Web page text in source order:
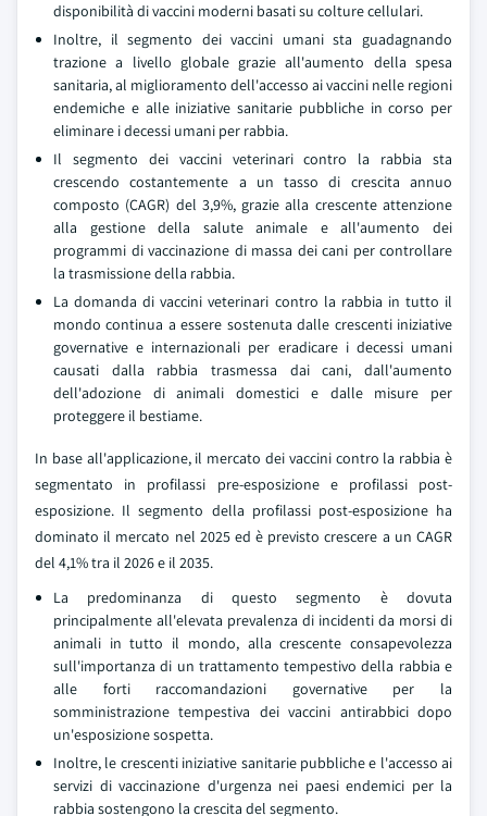
disponibilità di vaccini moderni basati su colture cellulari.
Inoltre, il segmento dei vaccini umani sta guadagnando
trazione a livello globale grazie all'aumento della spesa
sanitaria, al miglioramento dell'accesso ai vaccini nelle regioni
endemiche e alle iniziative sanitarie pubbliche in corso per
eliminare i decessi umani per rabbia.
Il segmento dei vaccini veterinari contro la rabbia sta
crescendo costantemente a un tasso di crescita annuo
composto (CAGR) del 3,9%, grazie alla crescente attenzione
alla gestione della salute animale e all'aumento dei
programmi di vaccinazione di massa dei cani per controllare
la trasmissione della rabbia.
La domanda di vaccini veterinari contro la rabbia in tutto il
mondo continua a essere sostenuta dalle crescenti iniziative
governative e internazionali per eradicare i decessi umani
causati dalla rabbia trasmessa dai cani, dall'aumento
dell'adozione di animali domestici e dalle misure per
proteggere il bestiame.
In base all'applicazione, il mercato dei vaccini contro la rabbia è
segmentato in profilassi pre-esposizione e profilassi post-
esposizione. Il segmento della profilassi post-esposizione ha
dominato il mercato nel 2025 ed è previsto crescere a un CAGR
del 4,1% tra il 2026 e il 2035.
La predominanza di questo segmento è dovuta
principalmente all'elevata prevalenza di incidenti da morsi di
animali in tutto il mondo, alla crescente consapevolezza
sull'importanza di un trattamento tempestivo della rabbia e
alle forti raccomandazioni governative per la
somministrazione tempestiva dei vaccini antirabbici dopo
un'esposizione sospetta.
Inoltre, le crescenti iniziative sanitarie pubbliche e l'accesso ai
servizi di vaccinazione d'urgenza nei paesi endemici per la
rabbia sostengono la crescita del segmento.